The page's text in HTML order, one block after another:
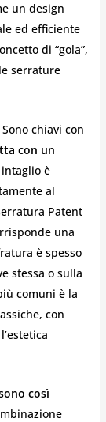
un design
ed efficiente
di “gola”,
serrature
chiavi con
con un
è
al
Patent
una
è spesso
stessa o sulla
comuni è la
con
così